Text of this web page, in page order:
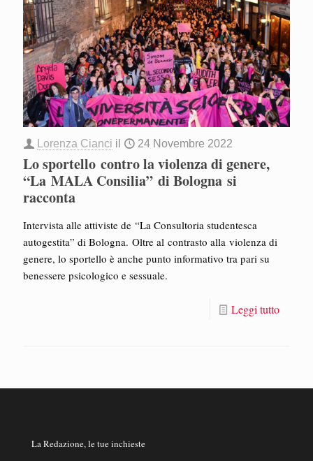
Lorenza Cianci il 24 Novembre 2022
Lo sportello contro la violenza di genere,
“La MALA Consilia” di Bologna si
racconta
Intervista alle attiviste de “La Consultoria studentesca
autogestita” di Bologna. Oltre al contrasto alla violenza di
genere, lo sportello è anche punto informativo tra pari su
benessere psicologico e sessuale.
Leggi tutto
La Redazione, le tue inchieste